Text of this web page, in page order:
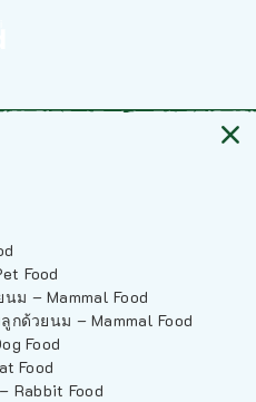
Food
ม – Mammal Food
กด้วยนม – Mammal Food
Food
Food
Rabbit Food